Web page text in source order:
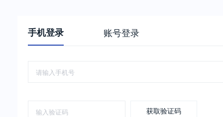
手机登录 账号登录
获取验证码